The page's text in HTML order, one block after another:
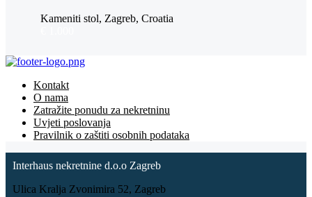
Kameniti stol, Zagreb, Croatia
Kontakt
O nama
Zatražite ponudu za nekretninu
Uvjeti poslovanja
Pravilnik o zaštiti osobnih podataka
Interhaus nekretnine d.o.o Zagreb
Ulica Kralja Zvonimira 52, Zagreb